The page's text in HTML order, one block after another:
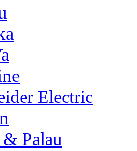
Electric
Palau